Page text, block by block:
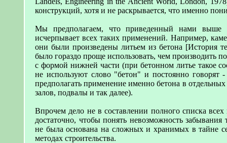
конструкций, хотя и не раскрывается, что именно
Мы предполагаем, что приведенный нами выше
исчерпывает всех таких применений. Например,
они были произведены литьем из бетона [История
было гораздо проще использовать, чем производить
с формой нижней части (при бетонном литье такое
не используют слово "бетон" и постоянно говорят
предполагать применение именно бетона в
залов, подвалы и так далее).
Впрочем дело не в составлении полного списка
достаточно, чтобы понять невозможность
не была основана на сложных и хранимых в тайне
методах строительства.